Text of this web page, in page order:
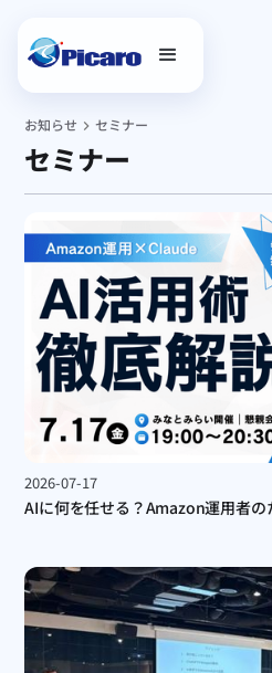
お知らせ セミナー
セミナー
2026-07-17
AIに何を任せる？Amazon運用者